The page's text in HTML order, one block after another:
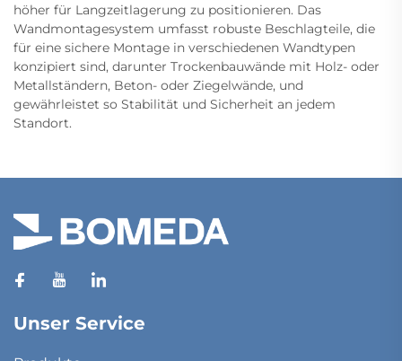
höher für Langzeitlagerung zu positionieren. Das
Wandmontagesystem umfasst robuste Beschlagteile, die
für eine sichere Montage in verschiedenen Wandtypen
konzipiert sind, darunter Trockenbauwände mit Holz- oder
Metallständern, Beton- oder Ziegelwände, und
gewährleistet so Stabilität und Sicherheit an jedem
Standort.
Unser Service